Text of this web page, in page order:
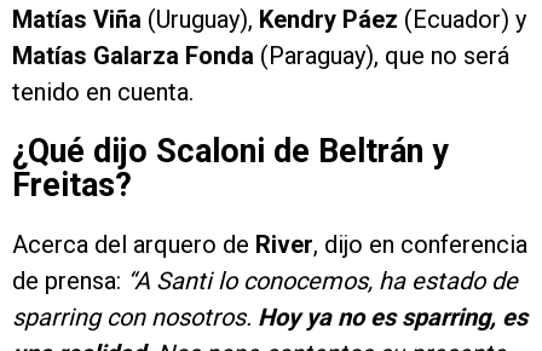
Matías Viña (Uruguay), Kendry Páez (Ecuador) y
Matías Galarza Fonda (Paraguay), que no será
tenido en cuenta.
¿Qué dijo Scaloni de Beltrán y
Freitas?
Acerca del arquero de River, dijo en conferencia
de prensa: “A Santi lo conocemos, ha estado de
sparring con nosotros. Hoy ya no es sparring, es